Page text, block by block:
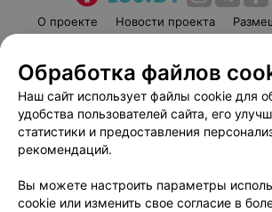
О проекте Новости проекта
Пользовательское соглашение
Вакансии
Партнеры
Написать руководителю
Обработка персональных
Обработка файлов
Наш сайт использует файлы cookie для
удобства пользователей сайта, его
статистики и предоставления
рекомендаций.
Вы можете настроить параметры
cookie или изменить свое согласие в